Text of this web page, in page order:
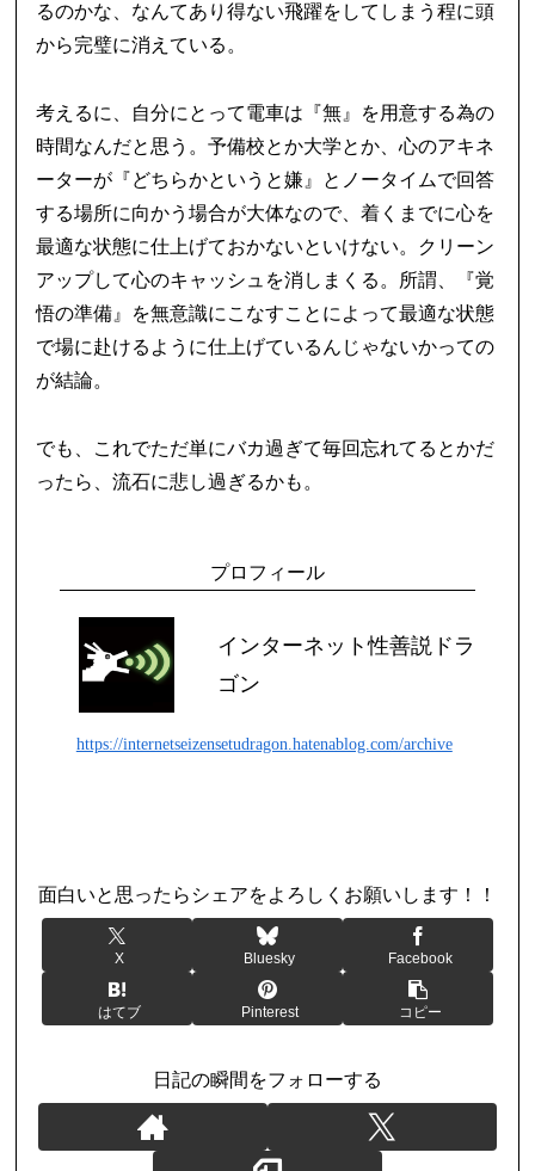
るのかな、なんてあり得ない飛躍をしてしまう程に頭
から完璧に消えている。
考えるに、自分にとって電車は『無』を用意する為の
時間なんだと思う。予備校とか大学とか、心のアキネ
ーターが『どちらかというと嫌』とノータイムで回答
する場所に向かう場合が大体なので、着くまでに心を
最適な状態に仕上げておかないといけない。クリーン
アップして心のキャッシュを消しまくる。所謂、『覚
悟の準備』を無意識にこなすことによって最適な状態
で場に赴けるように仕上げているんじゃないかっての
が結論。
でも、これでただ単にバカ過ぎて毎回忘れてるとかだ
ったら、流石に悲し過ぎるかも。
プロフィール
インターネット性善説ドラ
ゴン
https://internetseizensetudragon.hatenablog.com/archive
面白いと思ったらシェアをよろしくお願いします！！
X Bluesky Facebook
はてブ Pinterest コピー
日記の瞬間をフォローする